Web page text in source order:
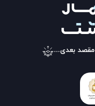
مقصد بعدی...